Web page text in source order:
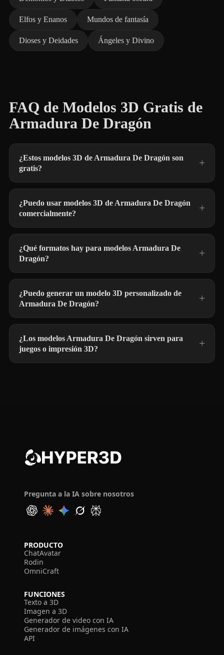
Elfos y Enanos Mundos de fantasía
Dioses y Deidades Ángeles y Divino
FAQ de Modelos 3D Gratis de
Armadura De Dragón
¿Estos modelos 3D de Armadura De Dragón son
gratis?
¿Puedo usar modelos 3D de Armadura De Dragón
comercialmente?
¿Qué formatos hay para modelos Armadura De
Dragón?
¿Puedo generar un modelo 3D personalizado de
Armadura De Dragón?
¿Los modelos Armadura De Dragón sirven para
juegos o impresión 3D?
Pregunta a la IA sobre nosotros
PRODUCTO
ChatAvatar
Rodin
OmniCraft
FUNCIONES
Texto a 3D
Imagen a 3D
Generador de video con IA
Generador de imágenes con IA
API